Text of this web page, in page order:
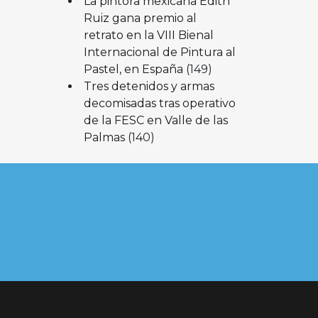
Ruiz gana premio al
retrato en la VIII Bienal
Internacional de Pintura al
Pastel, en España (149)
Tres detenidos y armas
decomisadas tras operativo
de la FESC en Valle de las
Palmas (140)